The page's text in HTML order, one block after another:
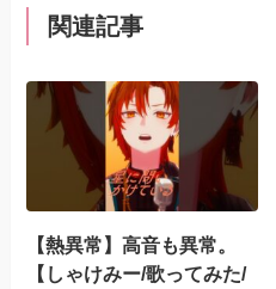
関連記事
【熱異常】高音も異常。
【しゃけみー/歌ってみた/